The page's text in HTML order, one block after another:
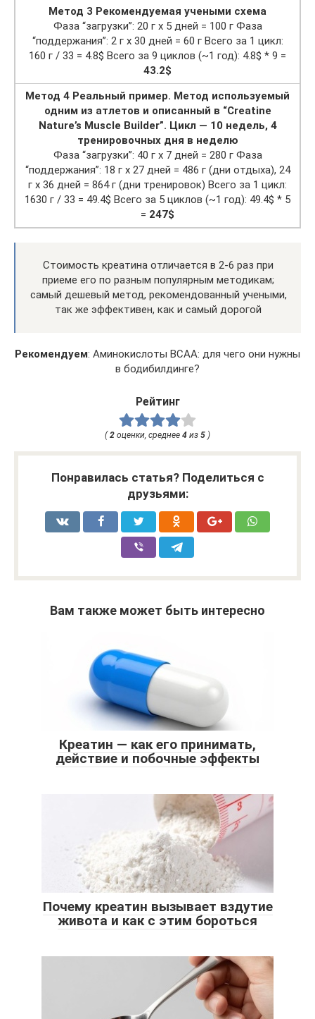
Метод 3 Рекомендуемая учеными схема
Фаза “загрузки”: 20 г х 5 дней = 100 г Фаза
“поддержания”: 2 г х 30 дней = 60 г Всего за 1 цикл:
160 г / 33 = 4.8$ Всего за 9 циклов (~1 год): 4.8$ * 9 =
43.2$
Метод 4 Реальный пример. Метод используемый
одним из атлетов и описанный в “Creatine
Nature’s Muscle Builder”. Цикл — 10 недель, 4
тренировочных дня в неделю
Фаза “загрузки”: 40 г х 7 дней = 280 г Фаза
“поддержания”: 18 г х 27 дней = 486 г (дни отдыха), 24
г х 36 дней = 864 г (дни тренировок) Всего за 1 цикл:
1630 г / 33 = 49.4$ Всего за 5 циклов (~1 год): 49.4$ * 5
= 247$
Стоимость креатина отличается в 2-6 раз при
приеме его по разным популярным методикам;
самый дешевый метод, рекомендованный учеными,
так же эффективен, как и самый дорогой
Рекомендуем: Аминокислоты BCAA: для чего они нужны
в бодибилдинге?
Рейтинг
(2 оценки, среднее 4 из 5 )
Понравилась статья? Поделиться с
друзьями:
Вам также может быть интересно
Креатин — как его принимать,
действие и побочные эффекты
Почему креатин вызывает вздутие
живота и как с этим бороться